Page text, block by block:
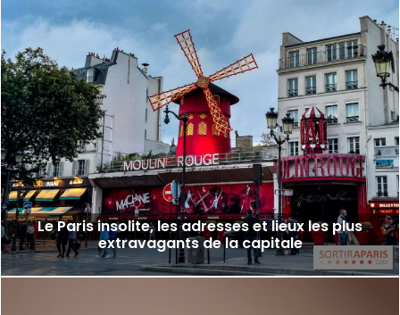
Le Paris insolite, les adresses et lieux les plus
extravagants de la capitale